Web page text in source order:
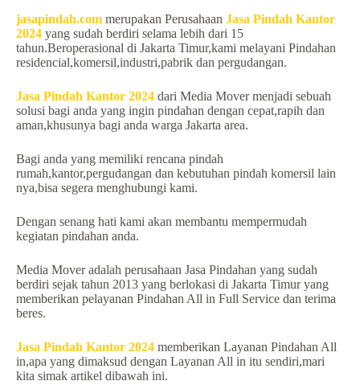
jasapindah.com merupakan Perusahaan Jasa Pindah Kantor
2024 yang sudah berdiri selama lebih dari 15
tahun.Beroperasional di Jakarta Timur,kami melayani Pindahan
residencial,komersil,industri,pabrik dan pergudangan.
Jasa Pindah Kantor 2024 dari Media Mover menjadi sebuah
solusi bagi anda yang ingin pindahan dengan cepat,rapih dan
aman,khusunya bagi anda warga Jakarta area.
Bagi anda yang memiliki rencana pindah
rumah,kantor,pergudangan dan kebutuhan pindah komersil lain
nya,bisa segera menghubungi kami.
Dengan senang hati kami akan membantu mempermudah
kegiatan pindahan anda.
Media Mover adalah perusahaan Jasa Pindahan yang sudah
berdiri sejak tahun 2013 yang berlokasi di Jakarta Timur yang
memberikan pelayanan Pindahan All in Full Service dan terima
beres.
Jasa Pindah Kantor 2024 memberikan Layanan Pindahan All
in,apa yang dimaksud dengan Layanan All in itu sendiri,mari
kita simak artikel dibawah ini.